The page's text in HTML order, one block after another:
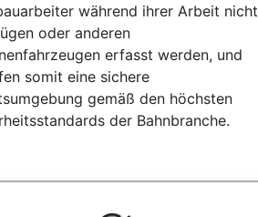
während ihrer Arbeit nicht
oder anderen
erfasst werden, und
somit eine sichere
gemäß den höchsten
der Bahnbranche.